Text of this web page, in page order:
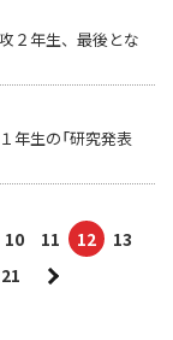
２年生、最後とな
年生の「研究発表
10 11 12
13
21